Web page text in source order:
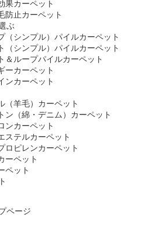
果カーペット
防止カーペット
ぶ
（シンプル）パイルカーペット
（シンプル）パイルカーペット
＆ループパイルカーペット
ーカーペット
ンカーペット
（羊毛）カーペット
ン（綿・デニム）カーペット
ンカーペット
ステルカーペット
ロピレンカーペット
ーペット
ペット
ページ